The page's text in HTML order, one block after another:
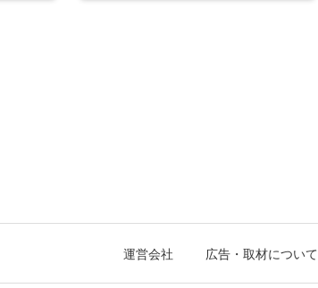
運営会社 広告・取材について